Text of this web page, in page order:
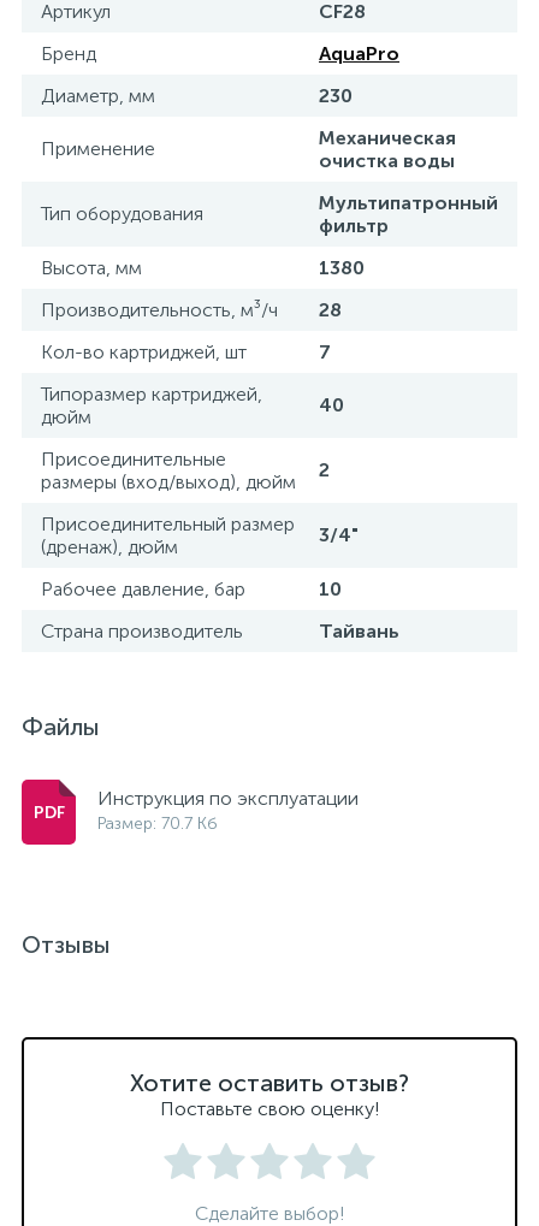
Артикул
CF28
Бренд
AquaPro
Диаметр, мм
230
Применение
Механическая
очистка воды
Тип оборудования
Мультипатронный
фильтр
Высота, мм
1380
Производительность, м³/ч
28
Кол-во картриджей, шт
7
Типоразмер картриджей,
дюйм
40
Присоединительные
размеры (вход/выход), дюйм
2
Присоединительный размер
(дренаж), дюйм
3/4"
Рабочее давление, бар
10
Страна производитель
Тайвань
Файлы
Инструкция по эксплуатации
Размер: 70.7 Кб
Отзывы
Хотите оставить отзыв?
Поставьте свою оценку!
Сделайте выбор!